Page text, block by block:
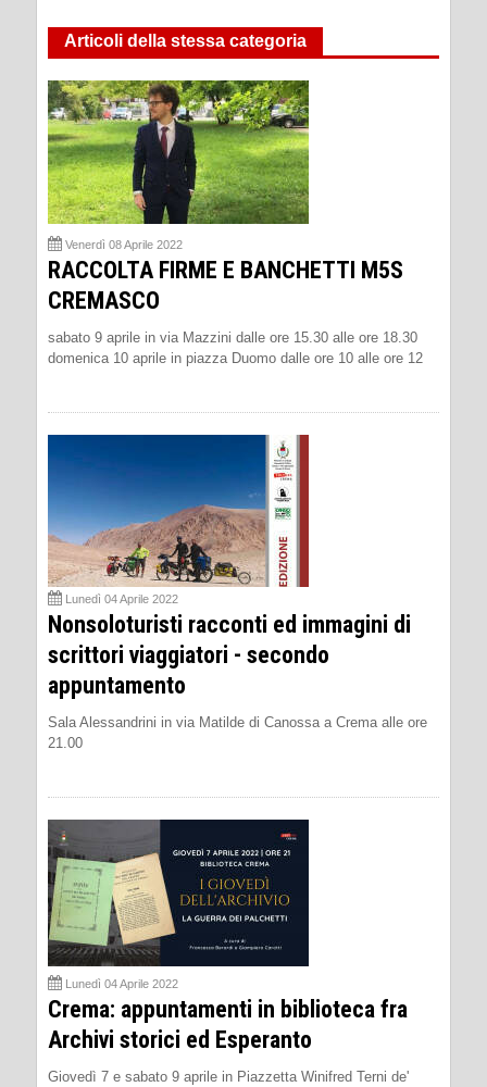
Articoli della stessa categoria
Venerdì 08 Aprile 2022
RACCOLTA FIRME E BANCHETTI M5S
CREMASCO
sabato 9 aprile in via Mazzini dalle ore 15.30 alle ore 18.30
domenica 10 aprile in piazza Duomo dalle ore 10 alle ore 12
Lunedì 04 Aprile 2022
Nonsoloturisti racconti ed immagini di
scrittori viaggiatori - secondo
appuntamento
Sala Alessandrini in via Matilde di Canossa a Crema alle ore
21.00
Lunedì 04 Aprile 2022
Crema: appuntamenti in biblioteca fra
Archivi storici ed Esperanto
Giovedì 7 e sabato 9 aprile in Piazzetta Winifred Terni de'